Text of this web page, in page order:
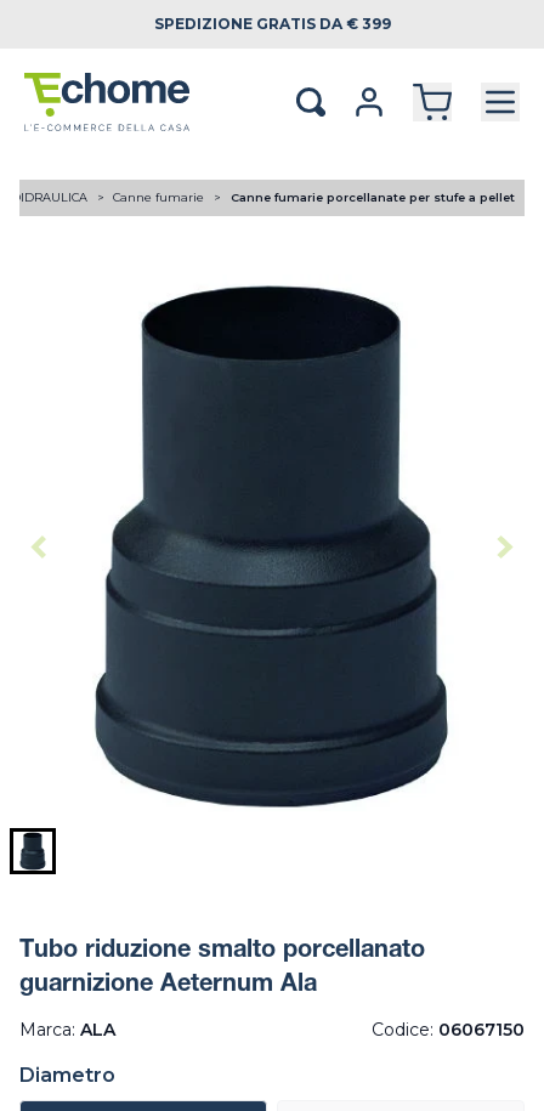
SPEDIZIONE GRATIS DA € 399
Canne fumarie Canne fumarie porcellanate per stufe a pellet
Tubo riduzione smalto porcellanato
guarnizione Aeternum Ala
Marca: ALA Codice: 06067150
Diametro